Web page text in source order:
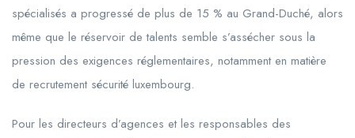
spécialisés a progressé de plus de 15 % au Grand-Duché, alors
même que le réservoir de talents semble s’assécher sous la
pression des exigences réglementaires, notamment en matière
de recrutement sécurité luxembourg.
Pour les directeurs d’agences et les responsables des